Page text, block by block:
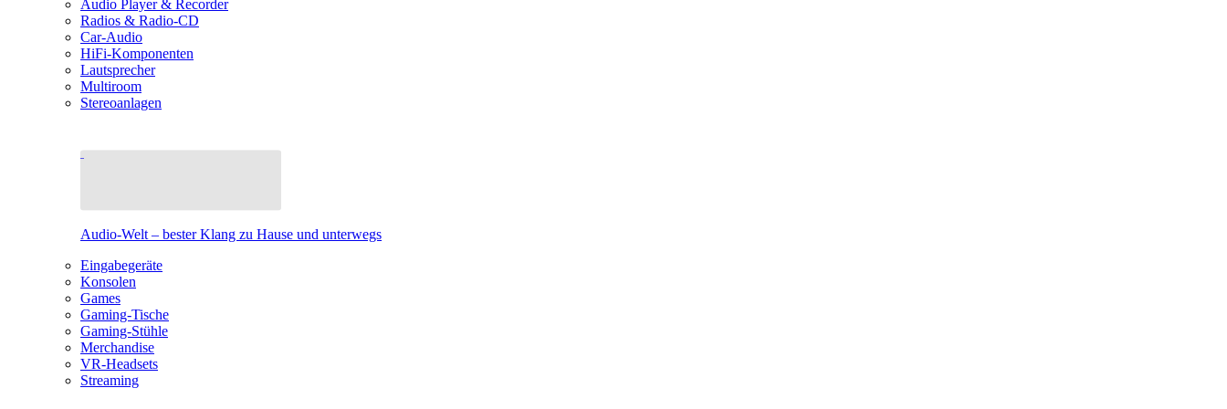
Audio Player & Recorder
Radios & Radio-CD
Car-Audio
HiFi-Komponenten
Lautsprecher
Multiroom
Stereoanlagen
Audio-Welt – bester Klang zu Hause und unterwegs
Eingabegeräte
Konsolen
Games
Gaming-Tische
Gaming-Stühle
Merchandise
VR-Headsets
Streaming